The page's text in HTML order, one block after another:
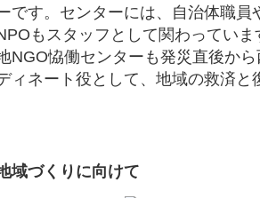
です。センターには、自治体職員
もスタッフとして関わってい
NGO恊働センターも発災直後か
ィネート役として、地域の救済と
域づくりに向けて